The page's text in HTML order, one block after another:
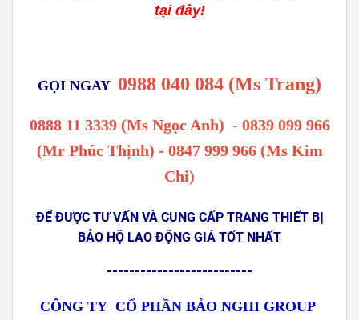
tại đây!
GỌI NGAY 0988 040 084 (Ms Trang)
0888 11 3339 (Ms Ngọc Anh) - 0839 099 966
(Mr Phúc Thịnh) - 0847 999 966 (Ms Kim
Chi)
ĐỂ ĐƯỢC TƯ VẤN VÀ CUNG CẤP TRANG THIẾT BỊ
BẢO HỘ LAO ĐỘNG GIÁ TỐT NHẤT
--------------------------
CÔNG TY CỔ PHẦN BẢO NGHI GROUP